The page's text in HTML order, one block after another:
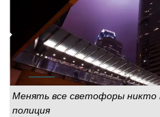
Менять все светофоры никто
полиция